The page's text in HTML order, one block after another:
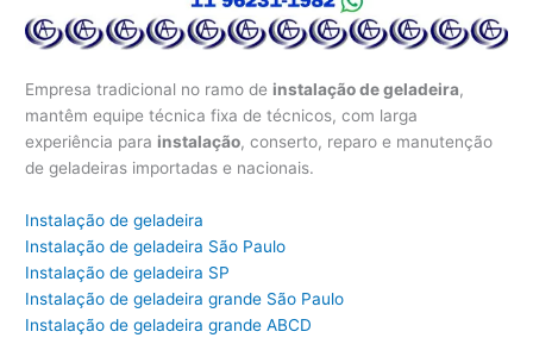
Empresa tradicional no ramo de instalação de geladeira,
mantêm equipe técnica fixa de técnicos, com larga
experiência para instalação, conserto, reparo e manutenção
de geladeiras importadas e nacionais.
Instalação de geladeira
Instalação de geladeira São Paulo
Instalação de geladeira SP
Instalação de geladeira grande São Paulo
Instalação de geladeira grande ABCD